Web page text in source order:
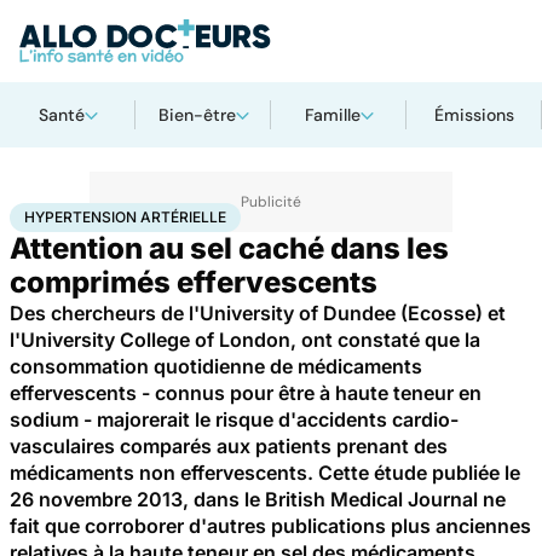
Santé Bien-être Famille Émissions
AccueilSantéHypertension artérielle
HYPERTENSION ARTÉRIELLE
Attention au sel caché dans les
comprimés effervescents
Des chercheurs de l'University of Dundee (Ecosse) et
l'University College of London, ont constaté que la
consommation quotidienne de médicaments
effervescents - connus pour être à haute teneur en
sodium - majorerait le risque d'accidents cardio-
vasculaires comparés aux patients prenant des
médicaments non effervescents. Cette étude publiée le
26 novembre 2013, dans le British Medical Journal ne
fait que corroborer d'autres publications plus anciennes